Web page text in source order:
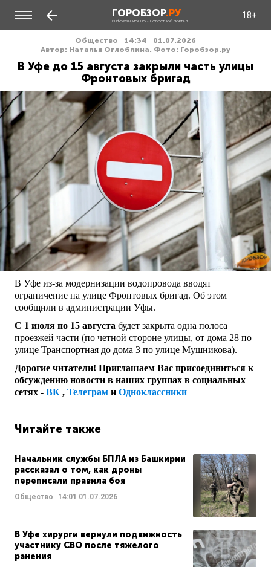
ГОРОБЗОР.РУ
ИНФОРМАЦИОННО - НОВОСТНОЙ ПОРТАЛ
18+
Общество 14:34
01.07.2026
Автор: Наталья Оглоблина. Фото: Горобзор.ру
В Уфе до 15 августа закрыли часть улицы
Фронтовых бригад
В Уфе из-за модернизации водопровода вводят
ограничение на улице Фронтовых бригад. Об этом
сообщили в администрации Уфы.
С 1 июля по 15 августа будет закрыта одна полоса
проезжей части (по четной стороне улицы, от дома 28 по
улице Транспортная до дома 3 по улице Мушникова).
Дорогие читатели! Приглашаем Вас присоединиться к
обсуждению новости в наших группах в социальных
сетях - ВК , Телеграм и Одноклассники
Читайте также
Начальник службы БПЛА из Башкирии
рассказал о том, как дроны
переписали правила боя
Общество 14:01 01.07.2026
В Уфе хирурги вернули подвижность
участнику СВО после тяжелого
ранения